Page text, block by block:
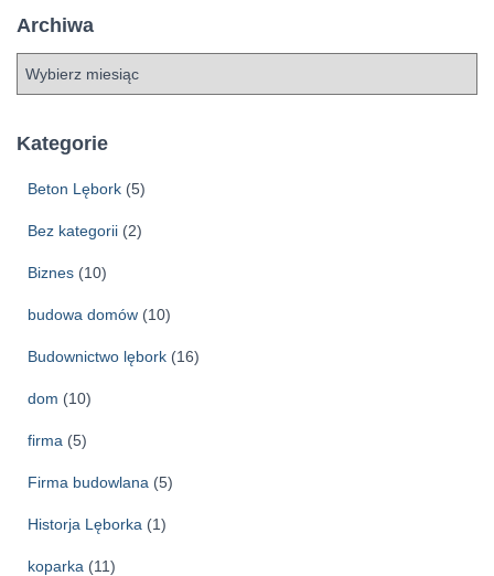
Archiwa
h
Kategorie
Beton Lębork (5)
Bez kategorii (2)
Biznes (10)
budowa domów (10)
Budownictwo lębork (16)
dom (10)
firma (5)
Firma budowlana (5)
Historja Lęborka (1)
koparka (11)